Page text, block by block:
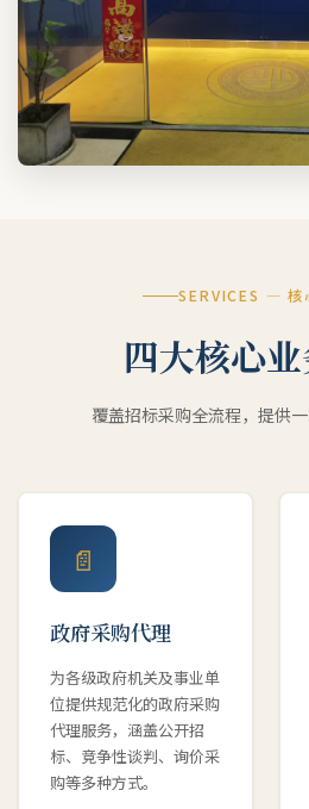
SERVICES — 核
四大核心
覆盖招标采购全流程，提供
📄
政府采购代理
为各级政府机关及事业单
位提供规范化的政府采购
代理服务，涵盖公开招
标、竞争性谈判、询价采
购等多种方式。